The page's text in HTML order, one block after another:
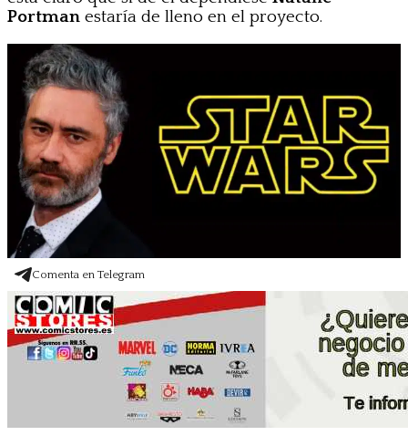
Portman estaría de lleno en el proyecto.
Comenta en Telegram